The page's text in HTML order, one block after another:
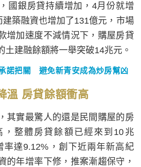
國銀房貸持續增加，4月份就增
築融資也增加了131億元，市場
增加速度不減情況下，購屋房貸
土建融餘額將一舉突破14兆元。
諾把關 避免新青安成為炒房幫凶
溫 房貸餘額衝高
其實最驚人的還是民間購屋的房
，整體房貸餘額已經來到10兆
率達9.12%，創下近兩年新高紀
的年增率下修，推案漸趨保守，